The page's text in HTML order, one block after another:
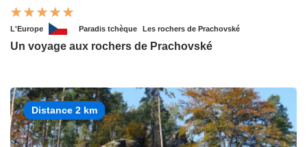
L'Europe Paradis tchèque Les rochers de Prachovské
Un voyage aux rochers de Prachovské
Distance 2 km